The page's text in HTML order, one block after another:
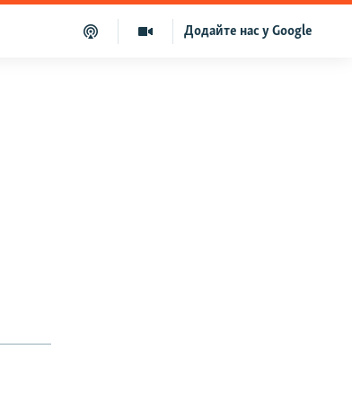
Додайте нас у Google